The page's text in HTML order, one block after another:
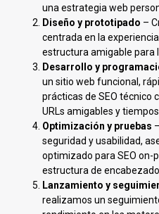
una estrategia web
Diseño y prototipado –
centrada en la
estructura amigable para
Desarrollo y
un sitio web funcional,
prácticas de SEO técnico
URLs amigables y
Optimización y pruebas
seguridad y usabilidad,
optimizado para SEO on-
estructura de
Lanzamiento y
realizamos un